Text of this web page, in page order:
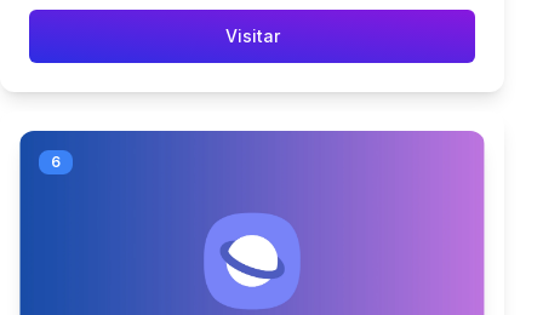
Visitar
6